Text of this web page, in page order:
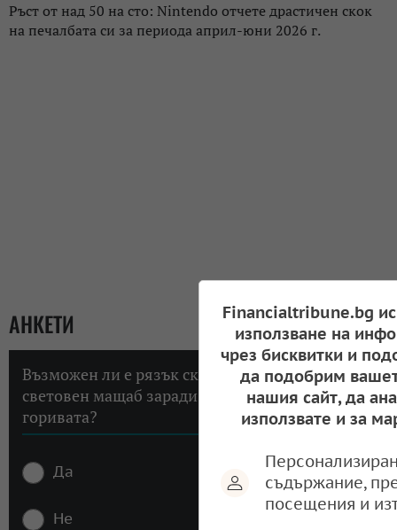
Ръст от над 50 на сто: Nintendo отчете драстичен скок
на печалбата си за периода април-юни 2026 г.
АНКЕТИ
Възможен ли е рязък скок на инфлацията в
световен мащаб заради високите цени на
горивата?
Да
Не
Financialtribune.bg
използване на
чрез бисквитки и
да подобрим
нашия сайт, да
използвате и за
съдържание,
посещения и